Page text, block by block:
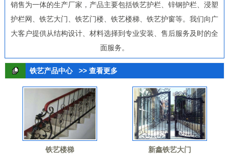
销售为一体的生产厂家，产品主要包括铁艺护栏、锌钢护栏、浸塑
护栏网、铁艺大门、铁艺门楼、铁艺楼梯、铁艺护窗等。我们向广
大客户提供从结构设计、材料选择到专业安装、售后服务及时的全
面服务。
铁艺产品中心 >> 查看更多
铁艺楼梯 新鑫铁艺大门